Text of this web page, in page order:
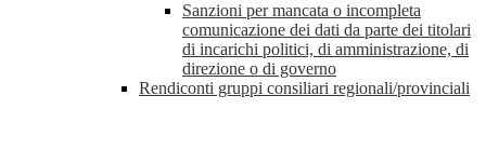
Sanzioni per mancata o incompleta
comunicazione dei dati da parte dei titolari
di incarichi politici, di amministrazione, di
direzione o di governo
Rendiconti gruppi consiliari regionali/provinciali